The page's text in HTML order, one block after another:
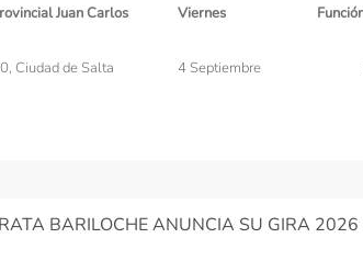
Juan Carlos Viernes
Ciudad de Salta 4 Septiembre
BARILOCHE ANUNCIA SU GIRA